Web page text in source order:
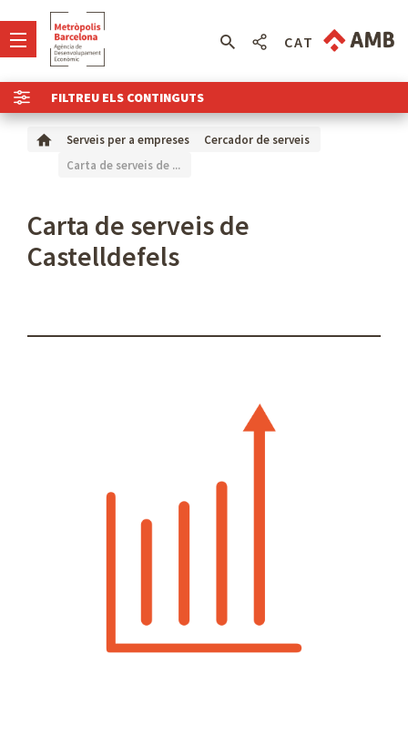
FILTREU ELS CONTINGUTS
CAT
Serveis per a empreses
Cercador de serveis
Carta de serveis de ...
Carta de serveis de
Castelldefels